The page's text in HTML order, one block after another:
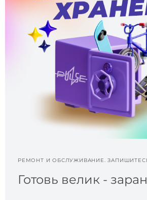
РЕМОНТ И ОБСЛУЖИВАНИЕ.
Готовь велик -